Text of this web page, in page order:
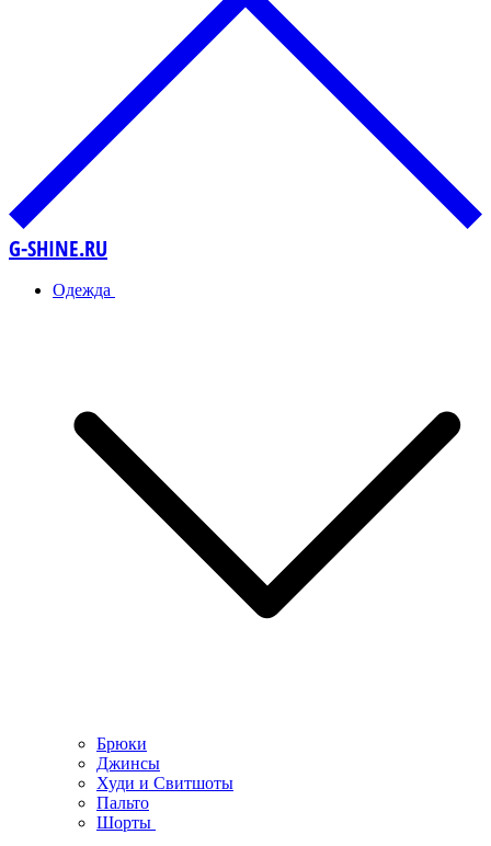
G-SHINE.RU
Одежда
Брюки
Джинсы
Худи и Свитшоты
Пальто
Шорты